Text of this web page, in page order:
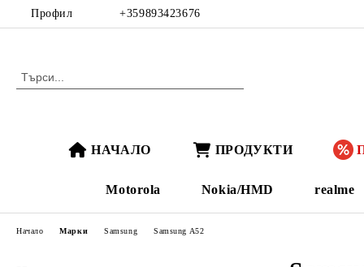
Профил +359893423676
НАЧАЛО ПРОДУКТИ
Motorola Nokia/HMD realme
Начало Марки Samsung Samsung A52